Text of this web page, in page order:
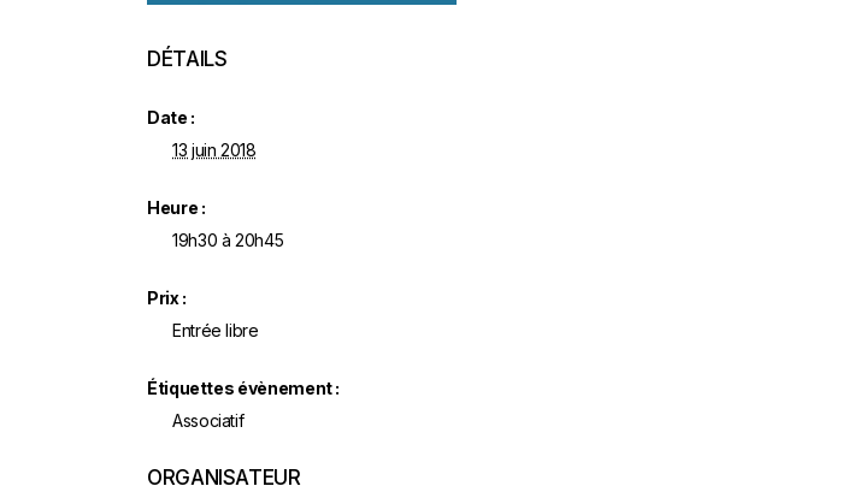
DÉTAILS
Date :
13 juin 2018
Heure :
19h30 à 20h45
Prix :
Entrée libre
Étiquettes évènement :
Associatif
ORGANISATEUR